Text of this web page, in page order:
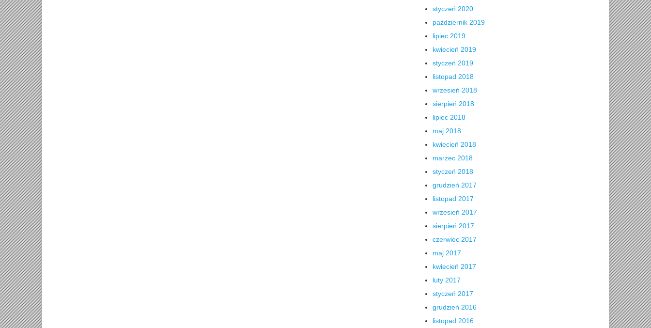
styczeń 2020
październik 2019
lipiec 2019
kwiecień 2019
styczeń 2019
listopad 2018
wrzesień 2018
sierpień 2018
lipiec 2018
maj 2018
kwiecień 2018
marzec 2018
styczeń 2018
grudzień 2017
listopad 2017
wrzesień 2017
sierpień 2017
czerwiec 2017
maj 2017
kwiecień 2017
luty 2017
styczeń 2017
grudzień 2016
listopad 2016